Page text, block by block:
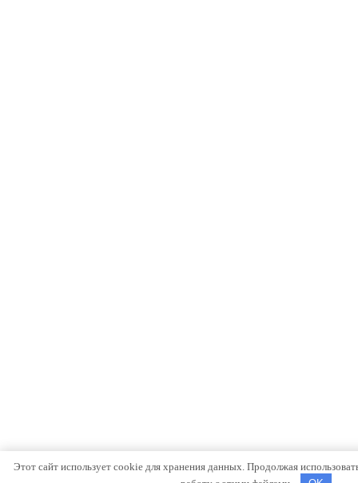
Этот сайт использует cookie для хранения данных. Продолжая